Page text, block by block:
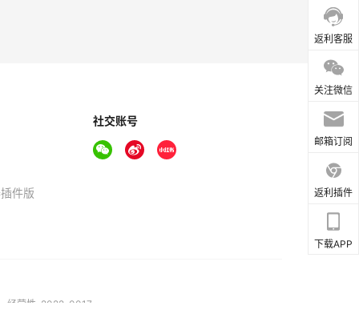
返利客服
关注微信
邮箱订阅
返利插件
下载APP
件版
社交账号
-经营性-2022-0017